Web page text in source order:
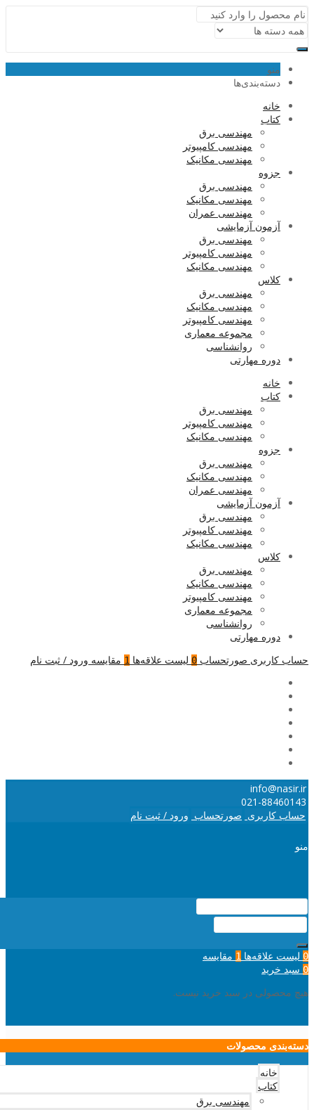
منو
دسته‌بندی‌ها
خانه
کتاب
مهندسی برق
مهندسی کامپیوتر
مهندسی مکانیک
جزوه
مهندسی برق
مهندسی مکانیک
مهندسی عمران
آزمون آزمایشی
مهندسی برق
مهندسی کامپیوتر
مهندسی مکانیک
کلاس
مهندسی برق
مهندسی مکانیک
مهندسی کامپیوتر
مجموعه معماری
روانشناسی
دوره مهارتی
خانه
کتاب
مهندسی برق
مهندسی کامپیوتر
مهندسی مکانیک
جزوه
مهندسی برق
مهندسی مکانیک
مهندسی عمران
آزمون آزمایشی
مهندسی برق
مهندسی کامپیوتر
مهندسی مکانیک
کلاس
مهندسی برق
مهندسی مکانیک
مهندسی کامپیوتر
مجموعه معماری
روانشناسی
دوره مهارتی
حساب کاربری صورتحساب 0 لیست علاقه‌ها 1 مقایسه ورود / ثبت نام
info@nasir.ir
021-88460143
حساب کاربری صورتحساب ورود / ثبت نام
منو
0 لیست علاقه‌ها 1 مقایسه
0 سبد خرید
هیچ محصولی در سبد خرید نیست.
دسته‌بندی محصولات
خانه
کتاب
مهندسی برق